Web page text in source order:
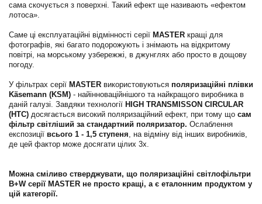
сама скочується з поверхні. Такий ефект ще називають «ефектом
лотоса».
Саме ці експлуатаційні відмінності серії MASTER кращі для
фотографів, які багато подорожують і знімають на відкритому
повітрі, на морському узбережжі, в джунглях або просто в дощову
погоду.
У фільтрах серії MASTER використовуються поляризаційні плівки
Käsemann (KSM) - найінноваційнішого та найкращого виробника в
даній галузі. Завдяки технології HIGH TRANSMISSON CIRCULAR
(HTC) досягається високий поляризаційний ефект, при тому що сам
фільтр світліший за стандартний поляризатор. Ослаблення
експозиції всього 1 - 1,5 ступеня, на відміну від інших виробників,
де цей фактор може досягати цілих 3х.
Можна сміливо стверджувати, що поляризаційні світлофільтри
B+W серії MASTER не просто кращі, а є еталонним продуктом у
цій категорії.